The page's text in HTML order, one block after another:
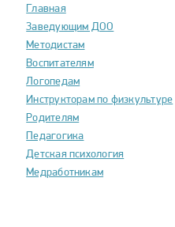
Главная
Заведующим ДОО
Методистам
Воспитателям
Логопедам
Инструкторам по физкультуре
Родителям
Педагогика
Детская психология
Медработникам